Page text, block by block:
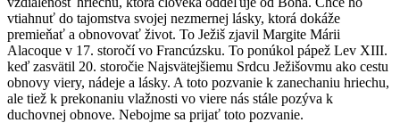
vtiahnuť do tajomstva svojej nezmernej lásky, ktorá dokáže
premieňať a obnovovať život. To Ježiš zjavil Margite Márii
Alacoque v 17. storočí vo Francúzsku. To ponúkol pápež Lev XIII.
keď zasvätil 20. storočie Najsvätejšiemu Srdcu Ježišovmu ako cestu
obnovy viery, nádeje a lásky. A toto pozvanie k zanechaniu hriechu,
ale tiež k prekonaniu vlažnosti vo viere nás stále pozýva k
duchovnej obnove. Nebojme sa prijať toto pozvanie.